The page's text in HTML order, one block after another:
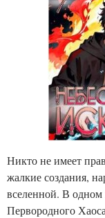
Никто не имеет
жалкие создания,
вселенной. В
Первородного